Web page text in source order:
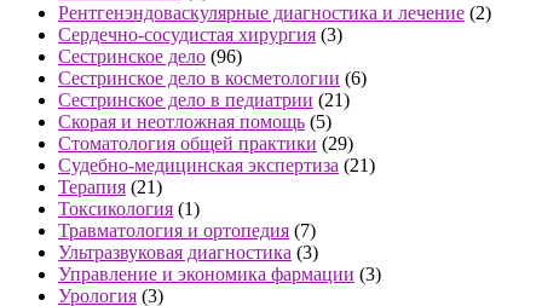
Рентгенэндоваскулярные диагностика и лечение (2)
Сердечно-сосудистая хирургия (3)
Сестринское дело (96)
Сестринское дело в косметологии (6)
Сестринское дело в педиатрии (21)
Скорая и неотложная помощь (5)
Стоматология общей практики (29)
Судебно-медицинская экспертиза (21)
Терапия (21)
Токсикология (1)
Травматология и ортопедия (7)
Ультразвуковая диагностика (3)
Управление и экономика фармации (3)
Урология (3)